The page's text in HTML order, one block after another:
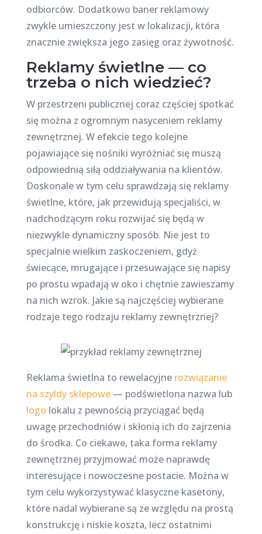
odbiorców. Dodatkowo baner reklamowy
zwykle umieszczony jest w lokalizacji, która
znacznie zwiększa jego zasięg oraz żywotność.
Reklamy świetlne — co
trzeba o nich wiedzieć?
W przestrzeni publicznej coraz częściej spotkać
się można z ogromnym nasyceniem reklamy
zewnętrznej. W efekcie tego kolejne
pojawiające się nośniki wyróżniać się muszą
odpowiednią siłą oddziaływania na klientów.
Doskonale w tym celu sprawdzają się reklamy
świetlne, które, jak przewidują specjaliści, w
nadchodzącym roku rozwijać się będą w
niezwykle dynamiczny sposób. Nie jest to
specjalnie wielkim zaskoczeniem, gdyż
świecące, mrugające i przesuwające się napisy
po prostu wpadają w oko i chętnie zawieszamy
na nich wzrok. Jakie są najczęściej wybierane
rodzaje tego rodzaju reklamy zewnętrznej?
Reklama świetlna to rewelacyjne rozwiązanie
na szyldy sklepowe— podświetlona nazwa lub
logo lokalu z pewnością przyciągać będą
uwagę przechodniów i skłonią ich do zajrzenia
do środka. Co ciekawe, taka forma reklamy
zewnętrznej przyjmować może naprawdę
interesujące i nowoczesne postacie. Można w
tym celu wykorzystywać klasyczne kasetony,
które nadal wybierane są ze względu na prostą
konstrukcję i niskie koszta, lecz ostatnimi